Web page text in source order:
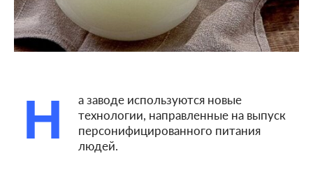
Н
а заводе используются новые
технологии, направленные на выпуск
персонифицированного питания
людей.